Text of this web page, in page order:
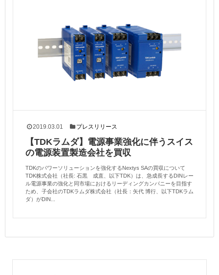
2019.03.01 プレスリリース
【TDKラムダ】電源事業強化に伴うスイス
の電源装置製造会社を買収
TDKのパワーソリューションを強化するNextys SAの買収について
TDK株式会社（社長: 石黒 成直、以下TDK）は、急成長するDINレー
ル電源事業の強化と同市場におけるリーディングカンパニーを目指す
ため、子会社のTDKラムダ株式会社（社長：矢代 博行、以下TDKラム
ダ）がDIN...